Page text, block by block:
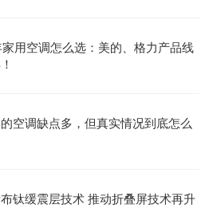
家用空调怎么选：美的、格力产品线
空调缺点多，但真实情况到底怎么
钛缓震层技术 推动折叠屏技术再升